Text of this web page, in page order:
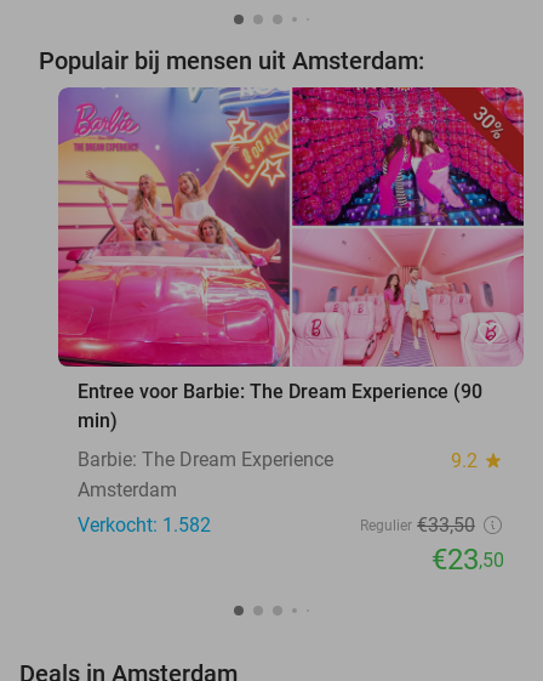
Populair bij mensen uit Amsterdam:
30%
favorite_border
Entree voor Barbie: The Dream Experience (90
min)
Barbie: The Dream Experience
9.2 star
Amsterdam
Verkocht: 1.582
Regulier €33,50
€23,50
Deals in Amsterdam